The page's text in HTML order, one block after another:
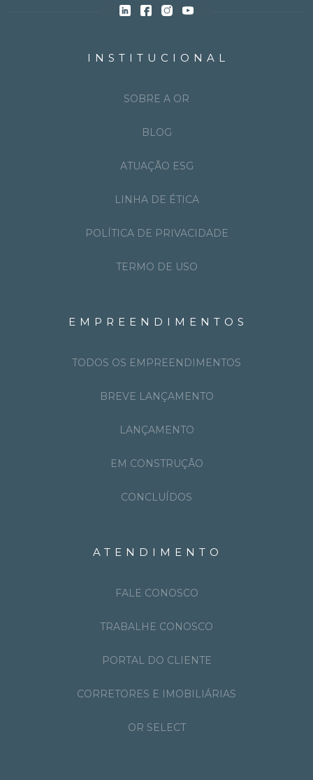
INSTITUCIONAL
SOBRE A OR
BLOG
ATUAÇÃO ESG
LINHA DE ÉTICA
POLÍTICA DE PRIVACIDADE
TERMO DE USO
EMPREENDIMENTOS
TODOS OS EMPREENDIMENTOS
BREVE LANÇAMENTO
LANÇAMENTO
EM CONSTRUÇÃO
CONCLUÍDOS
ATENDIMENTO
FALE CONOSCO
TRABALHE CONOSCO
PORTAL DO CLIENTE
CORRETORES E IMOBILIÁRIAS
OR SELECT